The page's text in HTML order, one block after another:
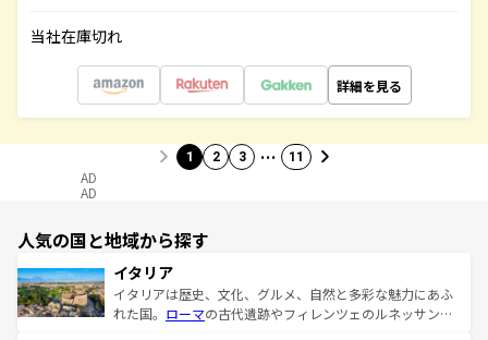
当社在庫切れ
詳細を見る
1 2 3 … 11
AD
AD
人気の国と地域から探す
イタリア
イタリアは歴史、文化、グルメ、自然と多彩な魅力にあふ
れた国。 ローマの古代遺跡やフィレンツェのルネッサンス